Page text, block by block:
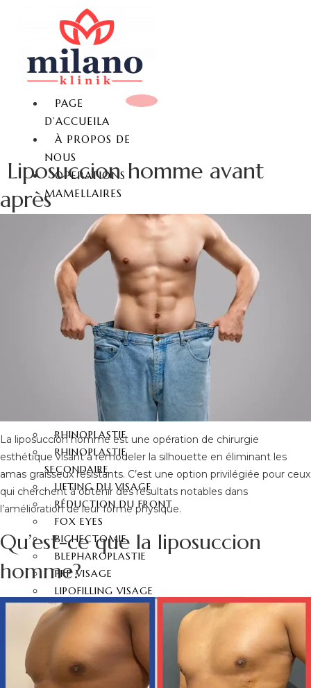
PAGE
D’ACCUEILA
À PROPOS DE
NOUS
OPERATIONS
MAMELLAIRES
REDUCTION MAMMAIRE
LIFTING MAMMAIRE
AUGMENTATION
MAMMAIRE
AUGMENTATION
MAMMAIRE SANS
CHIRURGIE
RÉDUCTION MAMELON
GYNECOMASTIE
OPÉRATIONS DU
RHINOPLASTIE
RHINOPLASTIE
SECONDAIRE
LIFTING DU VISAGE
RÉDUCTION DU FRONT
FOX EYES
BICHECTOMIE
BLEPHAROPLASTIE
PRP VISAGE
LIPOFILLING VISAGE
RHINOPLASTIE POINTE DU
NEZ
OTOPLASTIE
REHAUSSEMENT
SOURCILS
Liposuccion homme avant
après
La liposuccion homme est une opération de chirurgie
esthétique visant à remodeler la silhouette en éliminant les
amas graisseux résistants. C’est une option privilégiée pour ceux
qui cherchent à obtenir des résultats notables dans
l’amélioration de leur forme physique.
Qu’est-ce que la liposuccion
homme?